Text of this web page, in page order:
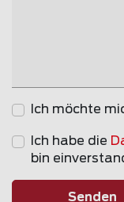
Ich möchte
Ich habe die
bin
Senden